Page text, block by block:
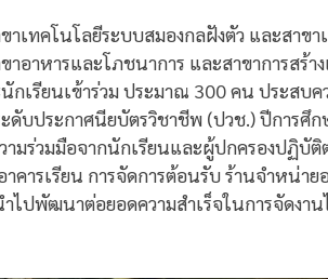
เทคโนโลยีระบบสมองกลฝังตัว และสาข
อาหารและโภชนาการ และสาขาการสร้า
ยนเข้าร่วม ประมาณ 300 คน ประสบคว
ดับประกาศนียบัตรวิชาชีพ (ปวช.) ปีการศึ
ามร่วมมือจากนักเรียนและผู้ปกครองปฏิบั
ารเรียน การจัดการต้อนรับ ร้านจำหน่า
ไปพัฒนาต่อยอดความสำเร็จในการจัดงา